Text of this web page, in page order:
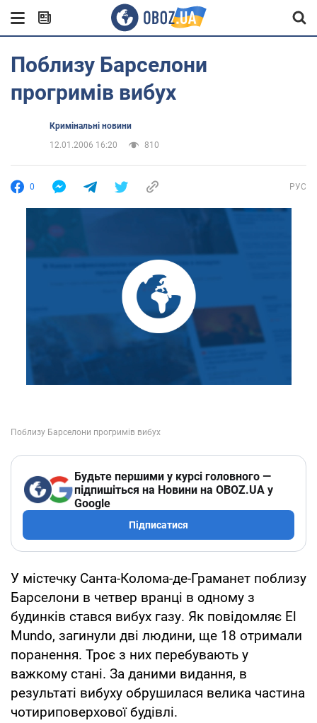
Поблизу Барселони
прогримів вибух
Кримінальні новини
12.01.2006 16:20
810
0 РУС
Будьте першими у курсі головного —
підпишіться на Новини на OBOZ.UA у
Google
Підписатися
У містечку Санта-Колома-де-Граманет поблизу
Барселони в четвер вранці в одному з
будинків стався вибух газу. Як повідомляє El
Mundo, загинули дві людини, ще 18 отримали
поранення. Троє з них перебувають у
важкому стані. За даними видання, в
результаті вибуху обрушилася велика частина
чотириповерхової будівлі.